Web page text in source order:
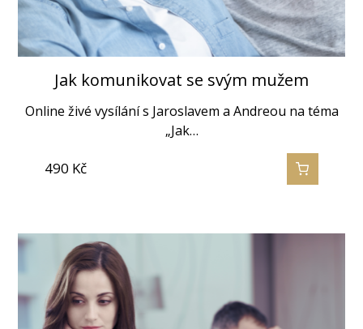
Jak komunikovat se svým mužem
Online živé vysílání s Jaroslavem a Andreou na téma
„Jak…
490 Kč